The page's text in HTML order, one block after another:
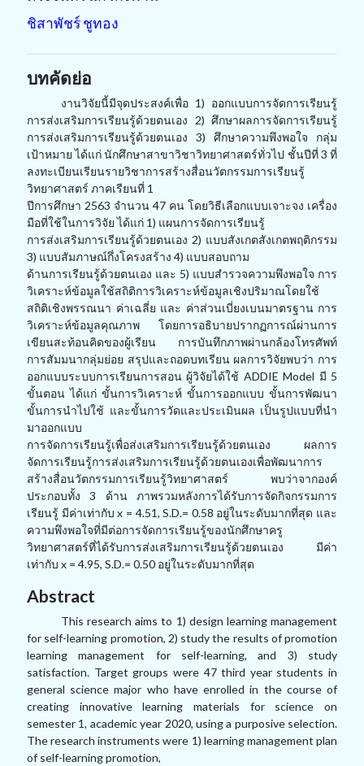
ชิสาพัชร์ ชูทอง
บทคัดย่อ
งานวิจัยนี้มีจุดประสงค์เพื่อ 1) ออกแบบการจัดการเรียนรู้
การส่งเสริมการเรียนรู้ด้วยตนเอง 2) ศึกษาผลการจัดการเรียนรู้
การส่งเสริมการเรียนรู้ด้วยตนเอง 3) ศึกษาความพึงพอใจ กลุ่ม
เป้าหมาย ได้แก่ นักศึกษาสาขาวิชาวิทยาศาสตร์ทั่วไป ชั้นปีที่ 3 ที่
ลงทะเบียนเรียนรายวิชาการสร้างสื่อนวัตกรรมการเรียนรู้
วิทยาศาสตร์ ภาคเรียนที่ 1
ปีการศึกษา 2563 จำนวน 47 คน โดยวิธีเลือกแบบเจาะจง เครื่อง
มือที่ใช้ในการวิจัย ได้แก่ 1) แผนการจัดการเรียนรู้
การส่งเสริมการเรียนรู้ด้วยตนเอง 2) แบบสังเกตสังเกตพฤติกรรม
3) แบบสัมภาษณ์กึ่งโครงสร้าง 4) แบบสอบถาม
ด้านการเรียนรู้ด้วยตนเอง และ 5) แบบสำรวจความพึงพอใจ การ
วิเคราะห์ข้อมูลใช้สถิติการวิเคราะห์ข้อมูลเชิงปริมาณโดยใช้
สถิติเชิงพรรณนา ค่าเฉลี่ย และ ค่าส่วนเบี่ยงเบนมาตรฐาน การ
วิเคราะห์ข้อมูลคุณภาพ โดยการอธิบายปรากฏการณ์ผ่านการ
เขียนสะท้อนคิดของผู้เรียน การบันทึกภาพผ่านกล้องโทรศัพท์
การสัมมนากลุ่มย่อย สรุปและถอดบทเรียน ผลการวิจัยพบว่า การ
ออกแบบระบบการเรียนการสอน ผู้วิจัยได้ใช้ ADDIE Model มี 5
ขั้นตอน ได้แก่ ขั้นการวิเคราะห์ ขั้นการออกแบบ ขั้นการพัฒนา
ขั้นการนำไปใช้ และขั้นการวัดและประเมินผล เป็นรูปแบบที่นำ
มาออกแบบ
การจัดการเรียนรู้เพื่อส่งเสริมการเรียนรู้ด้วยตนเอง ผลการ
จัดการเรียนรู้การส่งเสริมการเรียนรู้ด้วยตนเองเพื่อพัฒนาการ
สร้างสื่อนวัตกรรมการเรียนรู้วิทยาศาสตร์ พบว่าจากองค์
ประกอบทั้ง 3 ด้าน ภาพรวมหลังการได้รับการจัดกิจกรรมการ
เรียนรู้ มีค่าเท่ากับ x = 4.51, S.D.= 0.58 อยู่ในระดับมากที่สุด และ
ความพึงพอใจที่มีต่อการจัดการเรียนรู้ของนักศึกษาครู
วิทยาศาสตร์ที่ได้รับการส่งเสริมการเรียนรู้ด้วยตนเอง มีค่า
เท่ากับ x = 4.95, S.D.= 0.50 อยู่ในระดับมากที่สุด
Abstract
This research aims to 1) design learning management
for self-learning promotion, 2) study the results of promotion
learning management for self-learning, and 3) study
satisfaction. Target groups were 47 third year students in
general science major who have enrolled in the course of
creating innovative learning materials for science on
semester 1, academic year 2020, using a purposive selection.
The research instruments were 1) learning management plan
of self-learning promotion,